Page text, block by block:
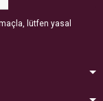
lütfen yasal